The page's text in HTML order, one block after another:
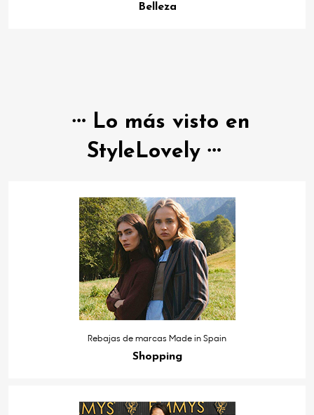
Belleza
Lo más visto en
StyleLovely
Rebajas de marcas Made in Spain
Shopping